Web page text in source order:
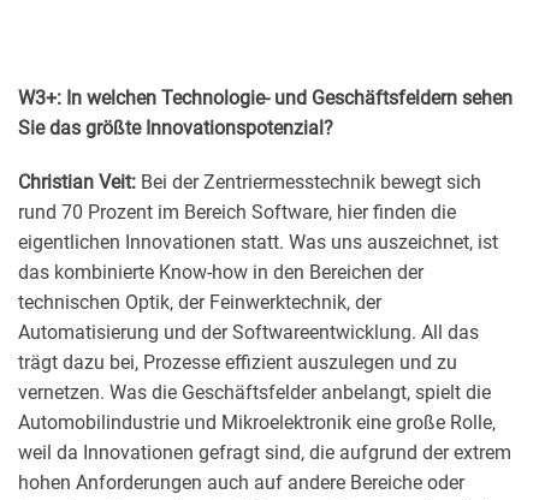
W3+: In welchen Technologie- und Geschäftsfeldern sehen
Sie das größte Innovationspotenzial?
Christian Veit: Bei der Zentriermesstechnik bewegt sich
rund 70 Prozent im Bereich Software, hier finden die
eigentlichen Innovationen statt. Was uns auszeichnet, ist
das kombinierte Know-how in den Bereichen der
technischen Optik, der Feinwerktechnik, der
Automatisierung und der Softwareentwicklung. All das
trägt dazu bei, Prozesse effizient auszulegen und zu
vernetzen. Was die Geschäftsfelder anbelangt, spielt die
Automobilindustrie und Mikroelektronik eine große Rolle,
weil da Innovationen gefragt sind, die aufgrund der extrem
hohen Anforderungen auch auf andere Bereiche oder